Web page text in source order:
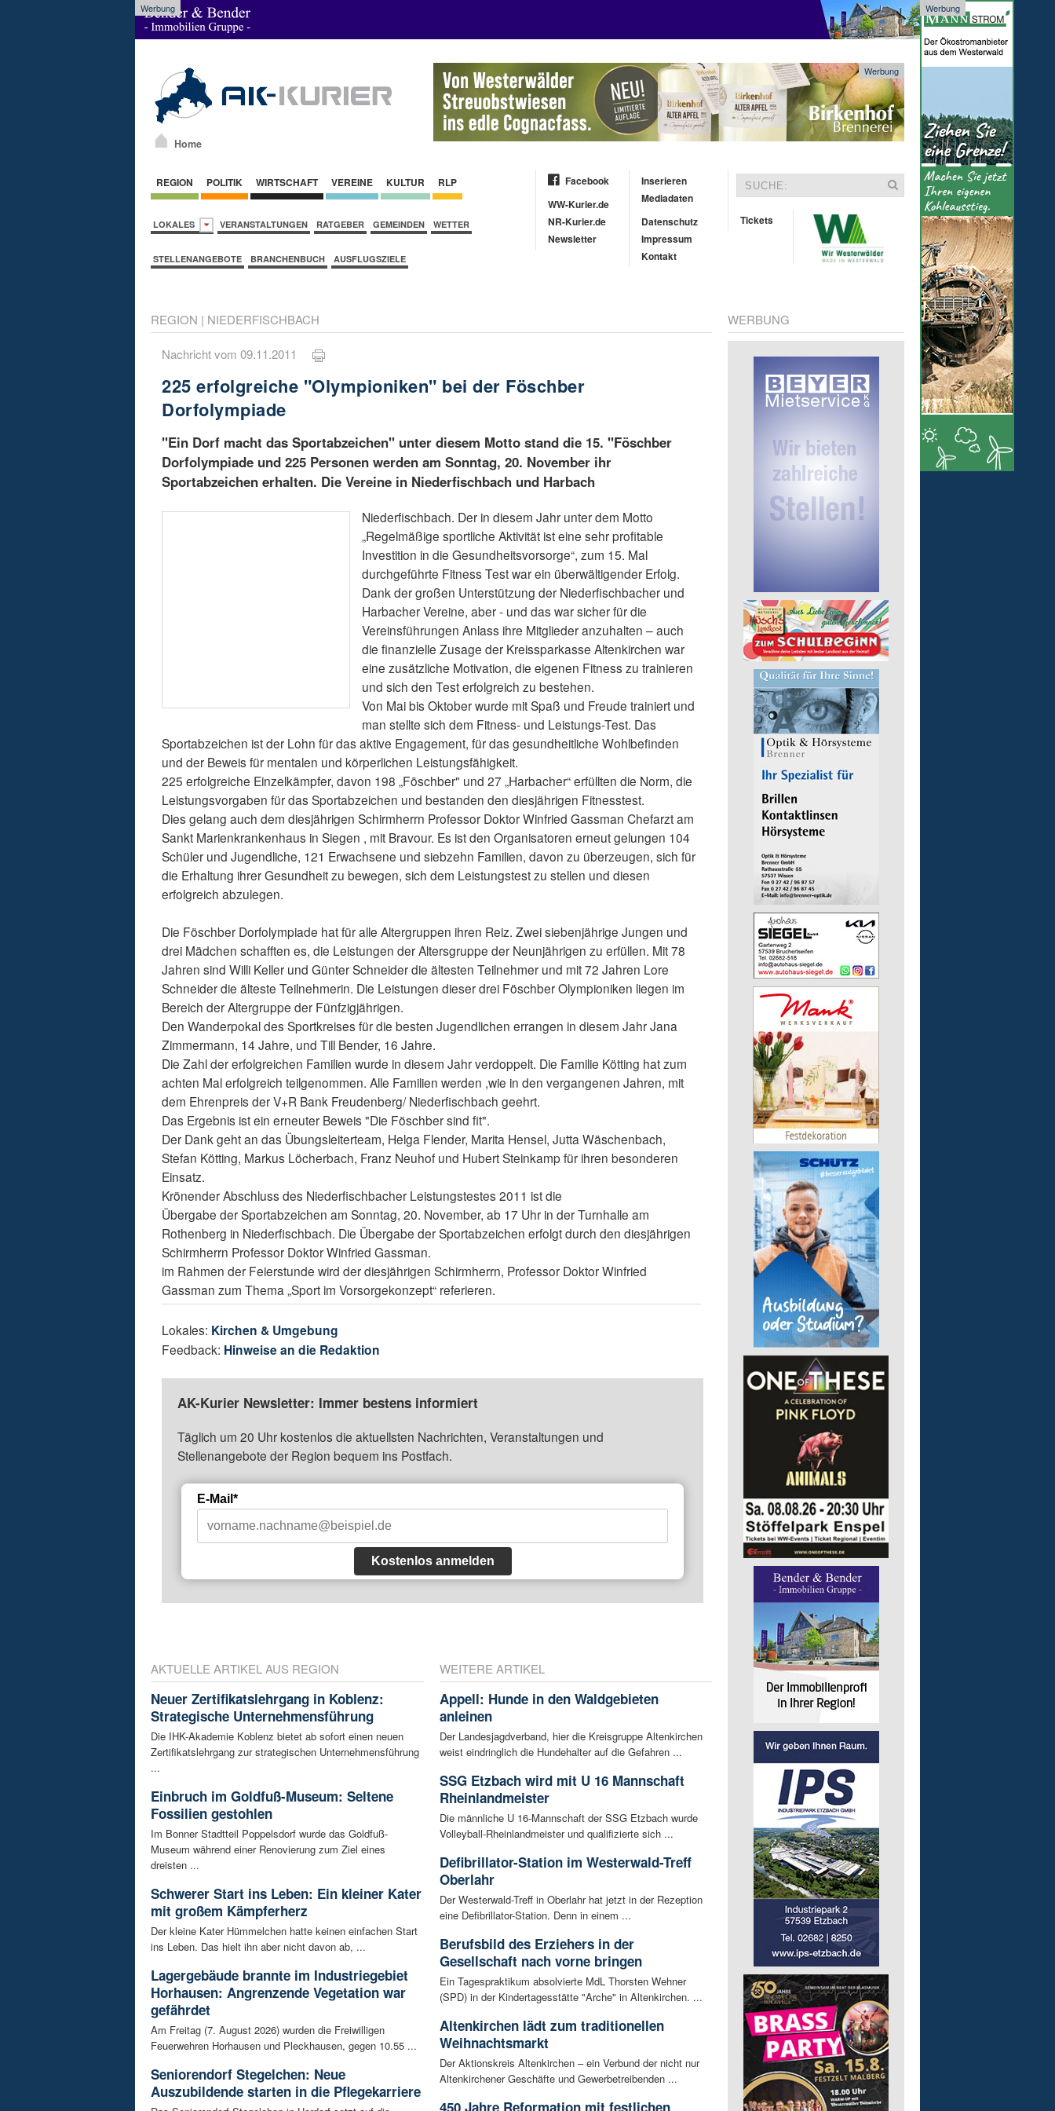
Werbung Werbung
Home
Werbung
REGION POLITIK WIRTSCHAFT VEREINE KULTUR RLP
LOKALES VERANSTALTUNGEN RATGEBER GEMEINDEN WETTER
STELLENANGEBOTE BRANCHENBUCH AUSFLUGSZIELE
Facebook
WW-Kurier.de
NR-Kurier.de
Newsletter
Inserieren
Mediadaten
Datenschutz
Impressum
Kontakt
Tickets
REGION | NIEDERFISCHBACH
Nachricht vom 09.11.2011
225 erfolgreiche "Olympioniken" bei der Föschber
Dorfolympiade
"Ein Dorf macht das Sportabzeichen" unter diesem Motto stand die 15. "Föschber
Dorfolympiade und 225 Personen werden am Sonntag, 20. November ihr
Sportabzeichen erhalten. Die Vereine in Niederfischbach und Harbach
Niederfischbach. Der in diesem Jahr unter dem Motto
„Regelmäßige sportliche Aktivität ist eine sehr profitable
Investition in die Gesundheitsvorsorge“, zum 15. Mal
durchgeführte Fitness Test war ein überwältigender Erfolg.
Dank der großen Unterstützung der Niederfischbacher und
Harbacher Vereine, aber - und das war sicher für die
Vereinsführungen Anlass ihre Mitglieder anzuhalten – auch
die finanzielle Zusage der Kreissparkasse Altenkirchen war
eine zusätzliche Motivation, die eigenen Fitness zu trainieren
und sich den Test erfolgreich zu bestehen.
Von Mai bis Oktober wurde mit Spaß und Freude trainiert und
man stellte sich dem Fitness- und Leistungs-Test. Das
Sportabzeichen ist der Lohn für das aktive Engagement, für das gesundheitliche Wohlbefinden
und der Beweis für mentalen und körperlichen Leistungsfähigkeit.
225 erfolgreiche Einzelkämpfer, davon 198 „Föschber" und 27 „Harbacher“ erfüllten die Norm, die
Leistungsvorgaben für das Sportabzeichen und bestanden den diesjährigen Fitnesstest.
Dies gelang auch dem diesjährigen Schirmherrn Professor Doktor Winfried Gassman Chefarzt am
Sankt Marienkrankenhaus in Siegen , mit Bravour. Es ist den Organisatoren erneut gelungen 104
Schüler und Jugendliche, 121 Erwachsene und siebzehn Familien, davon zu überzeugen, sich für
die Erhaltung ihrer Gesundheit zu bewegen, sich dem Leistungstest zu stellen und diesen
erfolgreich abzulegen.
Die Föschber Dorfolympiade hat für alle Altergruppen ihren Reiz. Zwei siebenjährige Jungen und
drei Mädchen schafften es, die Leistungen der Altersgruppe der Neunjährigen zu erfüllen. Mit 78
Jahren sind Willi Keller und Günter Schneider die ältesten Teilnehmer und mit 72 Jahren Lore
Schneider die älteste Teilnehmerin. Die Leistungen dieser drei Föschber Olympioniken liegen im
Bereich der Altergruppe der Fünfzigjährigen.
Den Wanderpokal des Sportkreises für die besten Jugendlichen errangen in diesem Jahr Jana
Zimmermann, 14 Jahre, und Till Bender, 16 Jahre.
Die Zahl der erfolgreichen Familien wurde in diesem Jahr verdoppelt. Die Familie Kötting hat zum
achten Mal erfolgreich teilgenommen. Alle Familien werden ,wie in den vergangenen Jahren, mit
dem Ehrenpreis der V+R Bank Freudenberg/ Niederfischbach geehrt.
Das Ergebnis ist ein erneuter Beweis "Die Föschber sind fit".
Der Dank geht an das Übungsleiterteam, Helga Flender, Marita Hensel, Jutta Wäschenbach,
Stefan Kötting, Markus Löcherbach, Franz Neuhof und Hubert Steinkamp für ihren besonderen
Einsatz.
Krönender Abschluss des Niederfischbacher Leistungstestes 2011 ist die
Übergabe der Sportabzeichen am Sonntag, 20. November, ab 17 Uhr in der Turnhalle am
Rothenberg in Niederfischbach. Die Übergabe der Sportabzeichen erfolgt durch den diesjährigen
Schirmherrn Professor Doktor Winfried Gassman.
im Rahmen der Feierstunde wird der diesjährigen Schirmherrn, Professor Doktor Winfried
Gassman zum Thema „Sport im Vorsorgekonzept“ referieren.
Lokales: Kirchen & Umgebung
Feedback: Hinweise an die Redaktion
AK-Kurier Newsletter: Immer bestens informiert
Täglich um 20 Uhr kostenlos die aktuellsten Nachrichten, Veranstaltungen und
Stellenangebote der Region bequem ins Postfach.
E-Mail*
Kostenlos anmelden
AKTUELLE ARTIKEL AUS REGION
Neuer Zertifikatslehrgang in Koblenz:
Strategische Unternehmensführung
Die IHK-Akademie Koblenz bietet ab sofort einen neuen
Zertifikatslehrgang zur strategischen Unternehmensführung
...
Einbruch im Goldfuß-Museum: Seltene
Fossilien gestohlen
Im Bonner Stadtteil Poppelsdorf wurde das Goldfuß-
Museum während einer Renovierung zum Ziel eines
dreisten ...
Schwerer Start ins Leben: Ein kleiner Kater
mit großem Kämpferherz
Der kleine Kater Hümmelchen hatte keinen einfachen Start
ins Leben. Das hielt ihn aber nicht davon ab, ...
Lagergebäude brannte im Industriegebiet
Horhausen: Angrenzende Vegetation war
gefährdet
Am Freitag (7. August 2026) wurden die Freiwilligen
Feuerwehren Horhausen und Pleckhausen, gegen 10.55 ...
Seniorendorf Stegelchen: Neue
Auszubildende starten in die Pflegekarriere
WEITERE ARTIKEL
Appell: Hunde in den Waldgebieten
anleinen
Der Landesjagdverband, hier die Kreisgruppe Altenkirchen
weist eindringlich die Hundehalter auf die Gefahren ...
SSG Etzbach wird mit U 16 Mannschaft
Rheinlandmeister
Die männliche U 16-Mannschaft der SSG Etzbach wurde
Volleyball-Rheinlandmeister und qualifizierte sich ...
Defibrillator-Station im Westerwald-Treff
Oberlahr
Der Westerwald-Treff in Oberlahr hat jetzt in der Rezeption
eine Defibrillator-Station. Denn in einem ...
Berufsbild des Erziehers in der
Gesellschaft nach vorne bringen
Ein Tagespraktikum absolvierte MdL Thorsten Wehner
(SPD) in der Kindertagesstätte "Arche" in Altenkirchen. ...
Altenkirchen lädt zum traditionellen
Weihnachtsmarkt
Der Aktionskreis Altenkirchen – ein Verbund der nicht nur
Altenkirchener Geschäfte und Gewerbetreibenden ...
WERBUNG